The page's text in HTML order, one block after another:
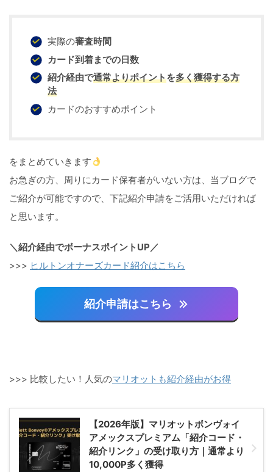
実際の審査時間
カード到着までの日数
紹介経由で通常よりポイントを多く獲得する方
法
カードのおすすめポイント
をまとめていきます
お急ぎの方、周りにカード保有者がいない方は、当ブログで
ご紹介が可能ですので、下記紹介申請をご活用いただければ
と思います。
＼紹介経由でボーナスポイントUP／
>>> ヒルトンオナーズカード紹介はこちら
紹介申請はこちら
>>> 比較したい！人気のマリオットも紹介経由がお得
【2026年版】マリオットボンヴォイ
アメックスプレミアム「紹介コード・
紹介リンク」の受け取り方｜通常より
10,000P多く獲得